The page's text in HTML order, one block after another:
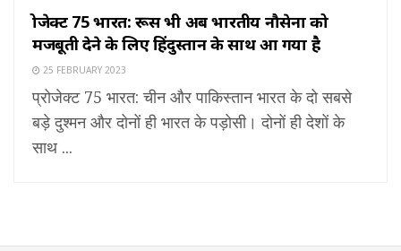
प्रोजेक्ट 75 भारत: रूस भी अब भारतीय नौसेना को
मजबूती देने के लिए हिंदुस्तान के साथ आ गया है
25 FEBRUARY 2023
प्रोजेक्ट 75 भारत: चीन और पाकिस्तान भारत के दो सबसे
बड़े दुश्मन और दोनों ही भारत के पड़ोसी। दोनों ही देशों के
साथ ...